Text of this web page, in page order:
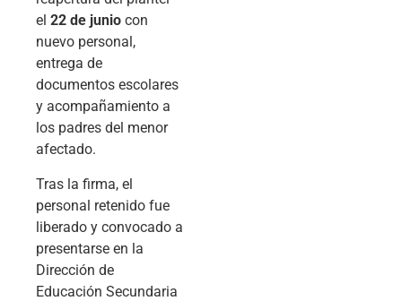
el 22 de junio con
nuevo personal,
entrega de
documentos escolares
y acompañamiento a
los padres del menor
afectado.
Tras la firma, el
personal retenido fue
liberado y convocado a
presentarse en la
Dirección de
Educación Secundaria